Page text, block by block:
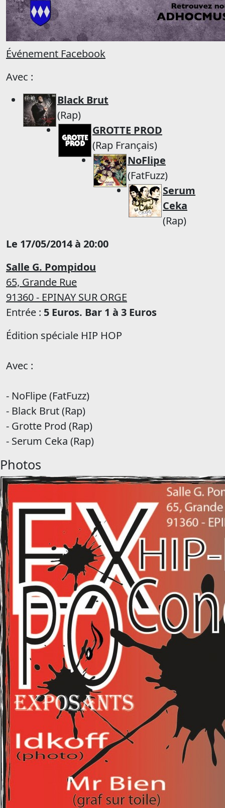
Événement Facebook
Avec :
Black Brut
(Rap)
GROTTE PROD
(Rap Français)
NoFlipe
(FatFuzz)
Serum
Ceka
(Rap)
Le 17/05/2014 à 20:00
Salle G. Pompidou
65, Grande Rue
91360 - EPINAY SUR ORGE
Entrée : 5 Euros. Bar 1 à 3 Euros
Édition spéciale HIP HOP
Avec :
- NoFlipe (FatFuzz)
- Black Brut (Rap)
- Grotte Prod (Rap)
- Serum Ceka (Rap)
Photos